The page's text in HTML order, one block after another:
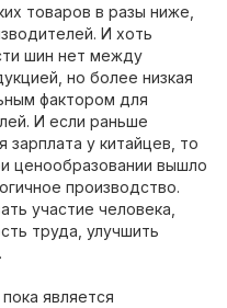
товаров в разы ниже,
И хоть
шин нет между
но более низкая
фактором для
И если раньше
зарплата у китайцев, то
ценообразовании вышло
производство.
участие человека,
труда, улучшить
является